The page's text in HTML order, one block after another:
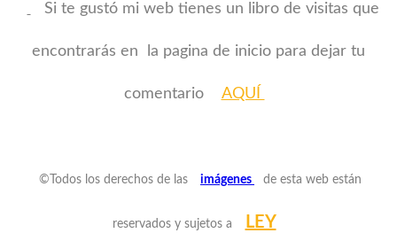
Si te gustó mi web tienes un libro de visitas que
encontrarás en la pagina de inicio para dejar tu
comentario AQUÍ
©Todos los derechos de las imágenes de esta web están
reservados y sujetos a LEY